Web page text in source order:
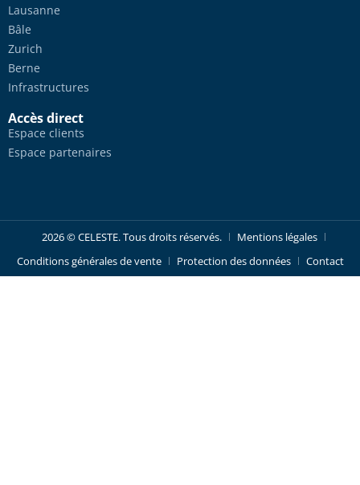
Lausanne
Bâle
Zurich
Berne
Infrastructures
Accès direct
Espace clients
Espace partenaires
2026 © CELESTE. Tous droits réservés.
Mentions légales
Conditions générales de vente
Protection des données Contact